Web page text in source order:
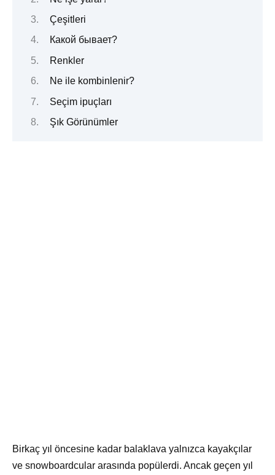
Çeşitleri
Какой бывает?
Renkler
Ne ile kombinlenir?
Seçim ipuçları
Şık Görünümler
Birkaç yıl öncesine kadar balaklava yalnızca kayakçılar
ve snowboardcular arasında popülerdi. Ancak geçen yıl